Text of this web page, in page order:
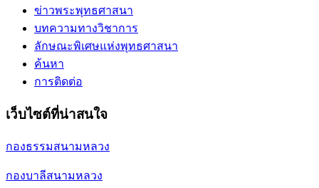
ข่าวพระพุทธศาสนา
บทความทางวิชาการ
ลักษณะพิเศษแห่งพุทธศาสนา
ค้นหา
การติดต่อ
เว็บไซต์ที่น่าสนใจ
กองธรรมสนามหลวง
กองบาลีสนามหลวง